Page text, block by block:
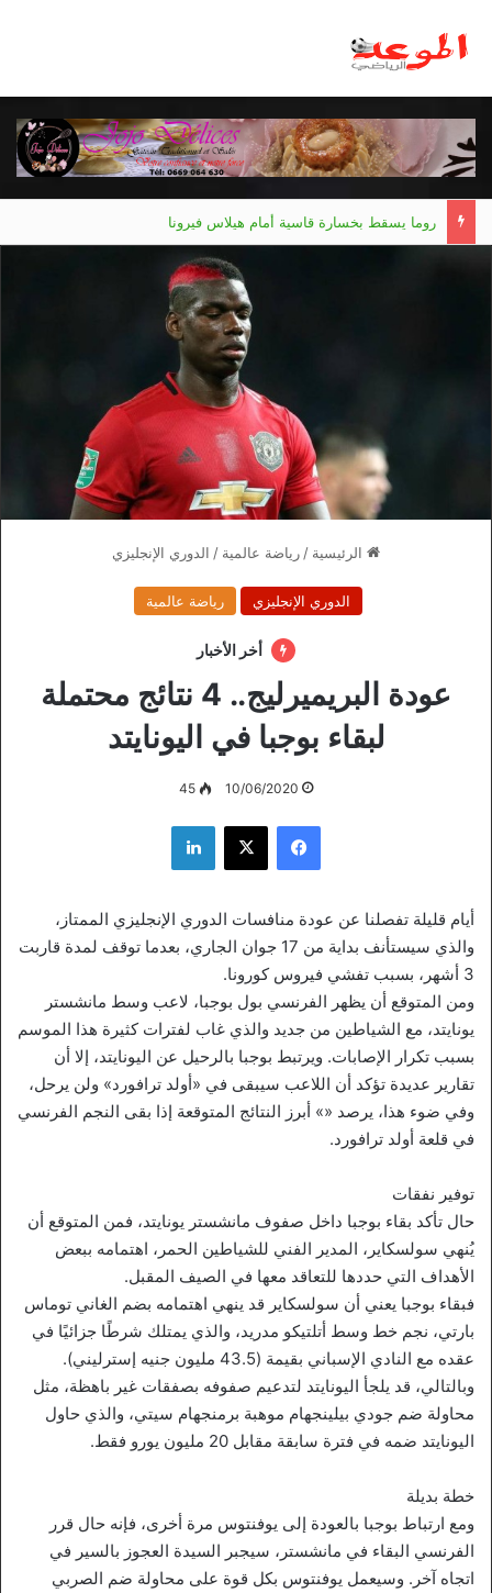
روما يسقط بخسارة قاسية أمام هيلاس فيرونا
الرئيسية / رياضة عالمية / الدوري الإنجليزي
الدوري الإنجليزي رياضة عالمية
أخر الأخبار
عودة البريميرليج.. 4 نتائج محتملة
لبقاء بوجبا في اليونايتد
10/06/2020
45
فيسبوك ‫X لينكدإن
أيام قليلة تفصلنا عن عودة منافسات الدوري الإنجليزي الممتاز،
والذي سيستأنف بداية من 17 جوان الجاري، بعدما توقف لمدة قاربت
3 أشهر، بسبب تفشي فيروس كورونا.
ومن المتوقع أن يظهر الفرنسي بول بوجبا، لاعب وسط مانشستر
يونايتد، مع الشياطين من جديد والذي غاب لفترات كثيرة هذا الموسم
بسبب تكرار الإصابات. ويرتبط بوجبا بالرحيل عن اليونايتد، إلا أن
تقارير عديدة تؤكد أن اللاعب سيبقى في «أولد ترافورد» ولن يرحل،
وفي ضوء هذا، يرصد «» أبرز النتائج المتوقعة إذا بقى النجم الفرنسي
في قلعة أولد ترافورد.
توفير نفقات
حال تأكد بقاء بوجبا داخل صفوف مانشستر يونايتد، فمن المتوقع أن
يُنهي سولسكاير، المدير الفني للشياطين الحمر، اهتمامه ببعض
الأهداف التي حددها للتعاقد معها في الصيف المقبل.
فبقاء بوجبا يعني أن سولسكاير قد ينهي اهتمامه بضم الغاني توماس
بارتي، نجم خط وسط أتلتيكو مدريد، والذي يمتلك شرطًا جزائيًا في
عقده مع النادي الإسباني بقيمة (43.5 مليون جنيه إسترليني).
وبالتالي، قد يلجأ اليونايتد لتدعيم صفوفه بصفقات غير باهظة، مثل
محاولة ضم جودي بيلينجهام موهبة برمنجهام سيتي، والذي حاول
اليونايتد ضمه في فترة سابقة مقابل 20 مليون يورو فقط.
خطة بديلة
ومع ارتباط بوجبا بالعودة إلى يوفنتوس مرة أخرى، فإنه حال قرر
الفرنسي البقاء في مانشستر، سيجبر السيدة العجوز بالسير في
اتجاه آخر. وسيعمل يوفنتوس بكل قوة على محاولة ضم الصربي